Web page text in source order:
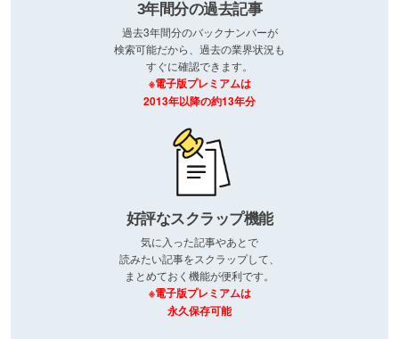
3年間分の過去記事
過去3年間分のバックナンバーが
検索可能だから、過去の業界状況も
すぐに確認できます。
※電子版プレミアムは
2013年以降の約13年分
好評なスクラップ機能
気に入った記事やあとで
読みたい記事をスクラップして、
まとめておく機能が便利です。
※電子版プレミアムは
永久保存可能